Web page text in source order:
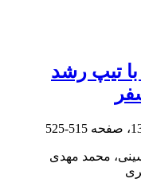
تیپ رشد
515-525
محمد مهدی